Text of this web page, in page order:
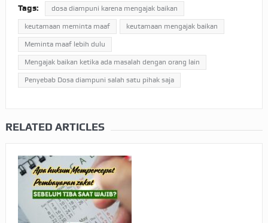
Tags: dosa diampuni karena mengajak baikan
keutamaan meminta maaf keutamaan mengajak baikan
Meminta maaf lebih dulu
Mengajak baikan ketika ada masalah dengan orang lain
Penyebab Dosa diampuni salah satu pihak saja
RELATED ARTICLES